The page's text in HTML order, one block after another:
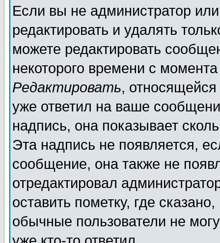
Если вы не администратор
редактировать и удалять
можете редактировать
некоторого времени с
Редактировать,
уже ответил на ваше
надпись, она показывает
Эта надпись не появляется,
сообщение, она также не
отредактировал
оставить пометку, где
обычные пользователи не